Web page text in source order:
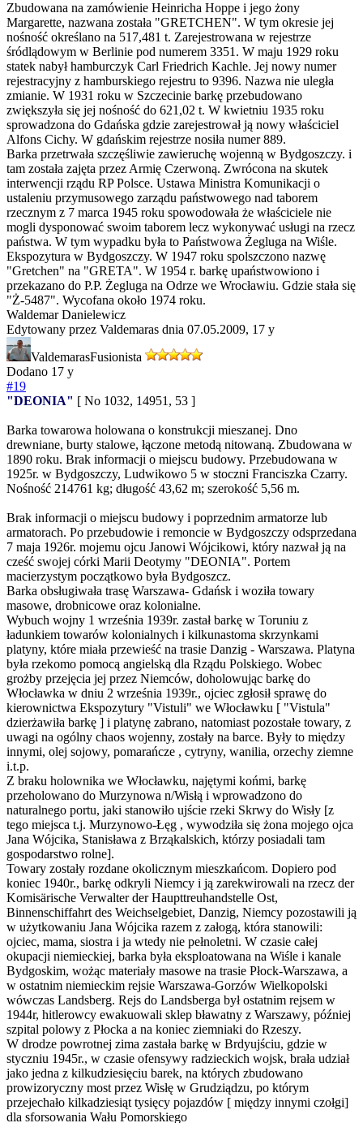
Zbudowana na zamówienie Heinricha Hoppe i jego żony
Margarette, nazwana została "GRETCHEN". W tym okresie jej
nośność określano na 517,481 t. Zarejestrowana w rejestrze
śródlądowym w Berlinie pod numerem 3351. W maju 1929 roku
statek nabył hamburczyk Carl Friedrich Kachle. Jej nowy numer
rejestracyjny z hamburskiego rejestru to 9396. Nazwa nie uległa
zmianie. W 1931 roku w Szczecinie barkę przebudowano
zwiększyła się jej nośność do 621,02 t. W kwietniu 1935 roku
sprowadzona do Gdańska gdzie zarejestrował ją nowy właściciel
Alfons Cichy. W gdańskim rejestrze nosiła numer 889.
Barka przetrwała szczęśliwie zawieruchę wojenną w Bydgoszczy. i
tam została zajęta przez Armię Czerwoną. Zwrócona na skutek
interwencji rządu RP Polsce. Ustawa Ministra Komunikacji o
ustaleniu przymusowego zarządu państwowego nad taborem
rzecznym z 7 marca 1945 roku spowodowała że właściciele nie
mogli dysponować swoim taborem lecz wykonywać usługi na rzecz
państwa. W tym wypadku była to Państwowa Żegluga na Wiśle.
Ekspozytura w Bydgoszczy. W 1947 roku spolszczono nazwę
"Gretchen" na "GRETA". W 1954 r. barkę upaństwowiono i
przekazano do P.P. Żegluga na Odrze we Wrocławiu. Gdzie stała się
"Ż-5487". Wycofana około 1974 roku.
Waldemar Danielewicz
Edytowany przez Valdemaras dnia 07.05.2009, 17 y
ValdemarasFusionista
Dodano 17 y
#19
"DEONIA" [ No 1032, 14951, 53 ]
Barka towarowa holowana o konstrukcji mieszanej. Dno
drewniane, burty stalowe, łączone metodą nitowaną. Zbudowana w
1890 roku. Brak informacji o miejscu budowy. Przebudowana w
1925r. w Bydgoszczy, Ludwikowo 5 w stoczni Franciszka Czarry.
Nośność 214761 kg; długość 43,62 m; szerokość 5,56 m.
Brak informacji o miejscu budowy i poprzednim armatorze lub
armatorach. Po przebudowie i remoncie w Bydgoszczy odsprzedana
7 maja 1926r. mojemu ojcu Janowi Wójcikowi, który nazwał ją na
cześć swojej córki Marii Deotymy "DEONIA". Portem
macierzystym początkowo była Bydgoszcz.
Barka obsługiwała trasę Warszawa- Gdańsk i woziła towary
masowe, drobnicowe oraz kolonialne.
Wybuch wojny 1 września 1939r. zastał barkę w Toruniu z
ładunkiem towarów kolonialnych i kilkunastoma skrzynkami
platyny, które miała przewieść na trasie Danzig - Warszawa. Platyna
była rzekomo pomocą angielską dla Rządu Polskiego. Wobec
grożby przejęcia jej przez Niemców, doholowując barkę do
Włocławka w dniu 2 września 1939r., ojciec zgłosił sprawę do
kierownictwa Ekspozytury "Vistuli" we Włocławku [ "Vistula"
dzierżawiła barkę ] i platynę zabrano, natomiast pozostałe towary, z
uwagi na ogólny chaos wojenny, zostały na barce. Były to między
innymi, olej sojowy, pomarańcze , cytryny, wanilia, orzechy ziemne
i.t.p.
Z braku holownika we Włocławku, najętymi końmi, barkę
przeholowano do Murzynowa n/Wisłą i wprowadzono do
naturalnego portu, jaki stanowiło ujście rzeki Skrwy do Wisły [z
tego miejsca t.j. Murzynowo-Łęg , wywodziła się żona mojego ojca
Jana Wójcika, Stanisława z Brząkalskich, którzy posiadali tam
gospodarstwo rolne].
Towary zostały rozdane okolicznym mieszkańcom. Dopiero pod
koniec 1940r., barkę odkryli Niemcy i ją zarekwirowali na rzecz der
Komisärische Verwalter der Haupttreuhandstelle Ost,
Binnenschiffahrt des Weichselgebiet, Danzig, Niemcy pozostawili ją
w użytkowaniu Jana Wójcika razem z załogą, która stanowili:
ojciec, mama, siostra i ja wtedy nie pełnoletni. W czasie całej
okupacji niemieckiej, barka była eksploatowana na Wiśle i kanale
Bydgoskim, wożąc materiały masowe na trasie Płock-Warszawa, a
w ostatnim niemieckim rejsie Warszawa-Gorzów Wielkopolski
wówczas Landsberg. Rejs do Landsberga był ostatnim rejsem w
1944r, hitlerowcy ewakuowali sklep bławatny z Warszawy, później
szpital polowy z Płocka a na koniec ziemniaki do Rzeszy.
W drodze powrotnej zima zastała barkę w Brdyujściu, gdzie w
styczniu 1945r., w czasie ofensywy radzieckich wojsk, brała udział
jako jedna z kilkudziesięciu barek, na których zbudowano
prowizoryczny most przez Wisłę w Grudziądzu, po którym
przejechało kilkadziesiąt tysięcy pojazdów [ między innymi czołgi]
dla sforsowania Wału Pomorskiego